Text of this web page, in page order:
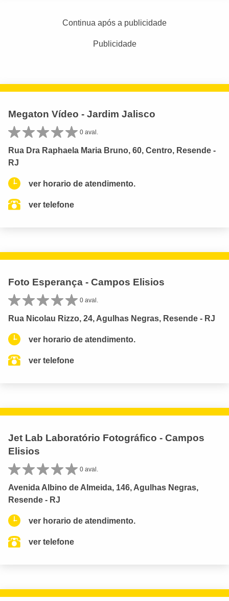
Continua após a publicidade
Publicidade
Megaton Vídeo - Jardim Jalisco
0 aval.
Rua Dra Raphaela Maria Bruno, 60, Centro, Resende -
RJ
ver horario de atendimento.
ver telefone
Foto Esperança - Campos Elisios
0 aval.
Rua Nicolau Rizzo, 24, Agulhas Negras, Resende - RJ
ver horario de atendimento.
ver telefone
Jet Lab Laboratório Fotográfico - Campos
Elisios
0 aval.
Avenida Albino de Almeida, 146, Agulhas Negras,
Resende - RJ
ver horario de atendimento.
ver telefone